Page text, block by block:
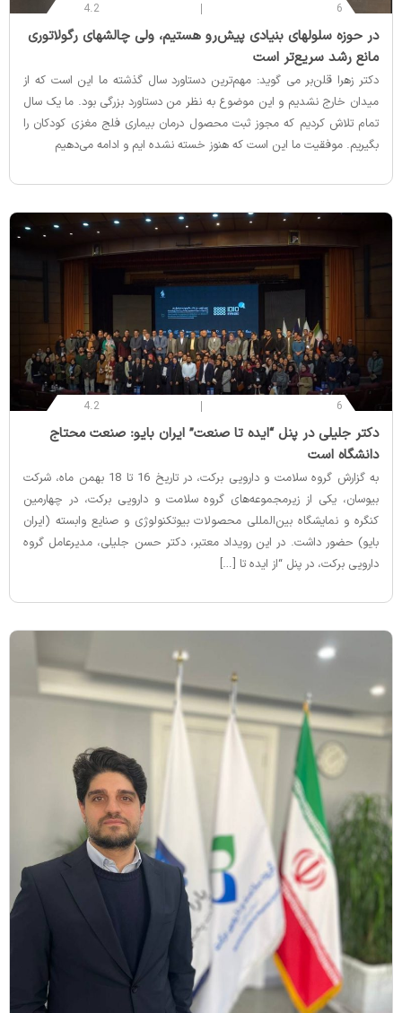
6
4.2
‌در حوزه سلولهای بنیادی پیش‌رو هستیم، ولی چالشهای رگولاتوری
مانع رشد سریع‌تر است
دکتر زهرا قلن‌بر می گوید: مهم‌ترین دستاورد سال گذشته ما این است که از
میدان خارج نشدیم و این موضوع به نظر من دستاورد بزرگی بود. ما یک سال
تمام تلاش کردیم که مجوز ثبت محصول درمان بیماری فلج مغزی کودکان را
بگیریم. موفقیت‌ ما این است که هنوز خسته نشده ایم و ادامه می‌دهیم
6
4.2
‌دکتر جلیلی در پنل “ایده تا صنعت” ایران بایو: صنعت محتاج
دانشگاه است
به گزارش گروه سلامت و دارویی برکت، در تاریخ 16 تا 18 بهمن ماه، شرکت
بیوسان، یکی از زیرمجموعه‌های گروه سلامت و دارویی برکت، در چهارمین
کنگره و نمایشگاه بین‌المللی محصولات بیوتکنولوژی و صنایع وابسته (ایران
بایو) حضور داشت. در این رویداد معتبر، دکتر حسن جلیلی، مدیرعامل گروه
دارویی برکت، در پنل “از ایده تا […]